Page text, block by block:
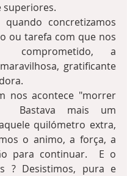
superiores.
quando concretizamos
ou tarefa com que nos
comprometido, a
gratificante
nos acontece "morrer
Bastava mais um
quilómetro extra,
o animo, a força, a
para continuar.  E o
? Desistimos, pura e